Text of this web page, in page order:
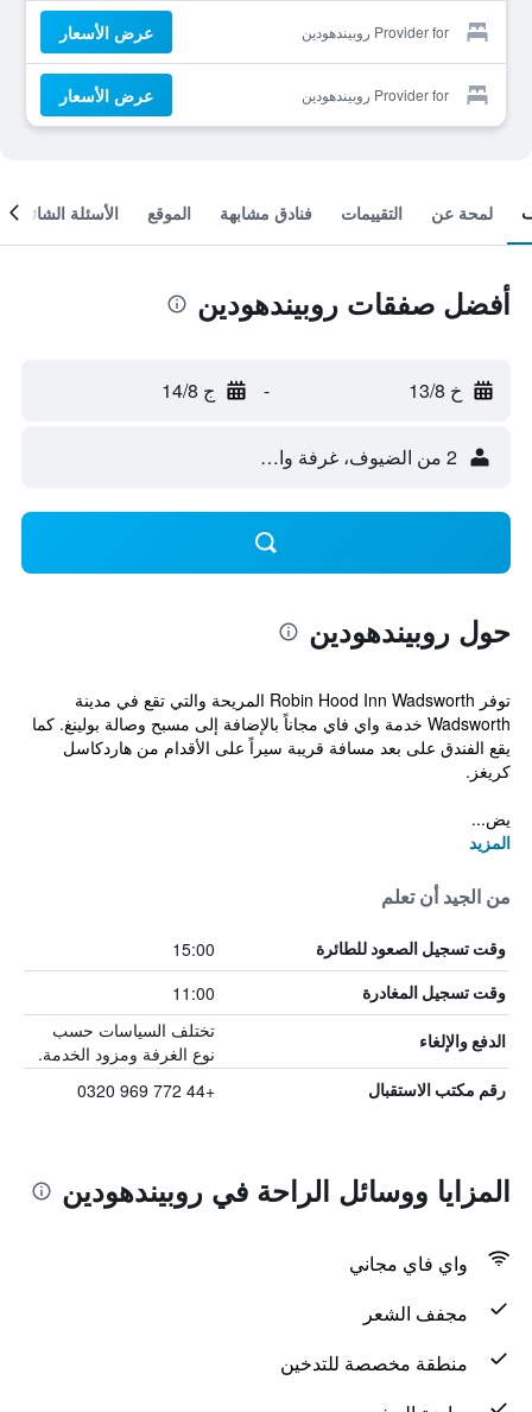
Provider for روبيندهودين عرض الأسعار
Provider for روبيندهودين عرض الأسعار
لمحة عن التقييمات فنادق مشابهة الموقع الأسئلة الشائعة
أفضل صفقات روبيندهودين
خ 13/8 - ج 14/8
2 من الضيوف، غرفة واحدة
حول روبيندهودين
توفر Robin Hood Inn Wadsworth المريحة والتي تقع في مدينة
Wadsworth خدمة واي فاي مجاناً بالإضافة إلى مسبح وصالة بولينغ. كما
يقع الفندق على بعد مسافة قريبة سيراً على الأقدام من هاردكاسل
كريغز.
يض...
المزيد
من الجيد أن تعلم
وقت تسجيل الصعود للطائرة 15:00
وقت تسجيل المغادرة 11:00
الدفع والإلغاء
تختلف السياسات حسب
نوع الغرفة ومزود الخدمة.
رقم مكتب الاستقبال +44 772 969 0320
المزايا ووسائل الراحة في روبيندهودين
واي فاي مجاني
مجفف الشعر
منطقة مخصصة للتدخين